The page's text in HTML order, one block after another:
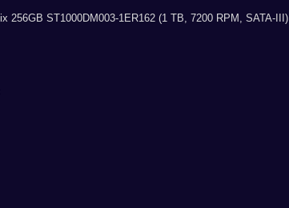
256GB ST1000DM003-1ER162 (1 TB, 7200 RPM, SATA-III)